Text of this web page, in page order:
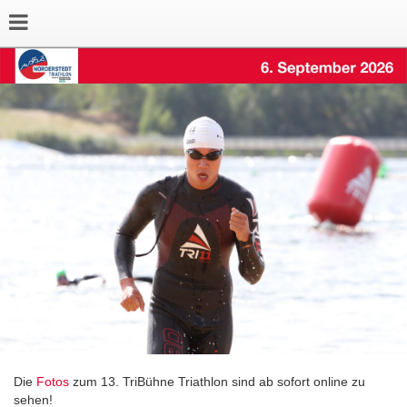
Die Fotos zum 13. TriBühne Triathlon sind ab sofort online zu
sehen!